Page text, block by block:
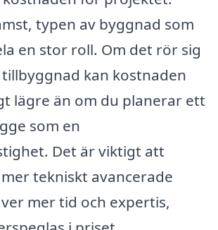
typen av byggnad som
en stor roll. Om det rör sig
kan kostnaden
lägre än om du planerar ett
som en
Det är viktigt att
tekniskt avancerade
mer tid och expertis,